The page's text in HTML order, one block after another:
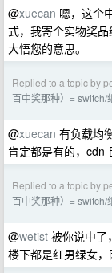
@xuecan 嗯，这个
式，我寄个实物奖
大悟您的意思。
Replied to a topic by
百中奖那种）= switch/
@xuecan 有负载均
肯定都是有的，cdn
Replied to a topic by
百中奖那种）= switch/
@wetist 被你说中了
楼下都是红男绿女，